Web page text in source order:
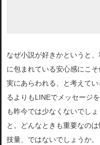
なぜ小説が好きかというと
に包まれている安心感にこ
実にあらわれる、と考えて
るよりもLINEでメッセージ
も昨今では少なくないでし
と。どんなときも重要なの
技量、ではないでしょうか。